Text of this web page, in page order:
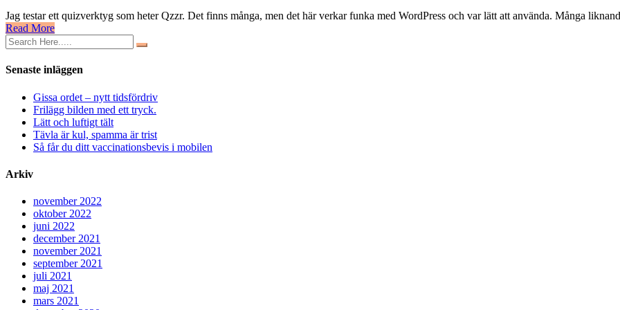
dig
Jag testar ett quizverktyg som heter Qzzr. Det finns många, men det här verkar funka med WordPress och var lätt att använda. Många
Read More
Senaste inläggen
Gissa ordet – nytt tidsfördriv
Frilägg bilden med ett tryck.
Lätt och luftigt tält
Tävla är kul, spamma är trist
Så får du ditt vaccinationsbevis i mobilen
Arkiv
november 2022
oktober 2022
juni 2022
december 2021
november 2021
september 2021
juli 2021
maj 2021
mars 2021